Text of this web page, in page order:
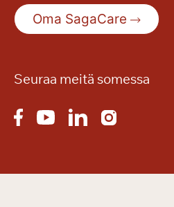
Oma SagaCare
Seuraa meitä somessa